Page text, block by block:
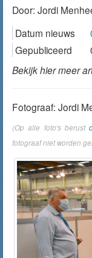
Door: Jordi
Datum nieuws
Gepubliceerd
Bekijk hier meer
Fotograaf: Jordi
(Op alle foto's berust
fotograaf niet worden